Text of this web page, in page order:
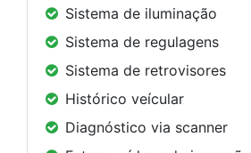
Sistema de iluminação
Sistema de regulagens
Sistema de retrovisores
Histórico veícular
Diagnóstico via scanner